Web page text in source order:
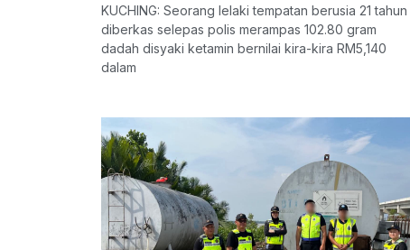
KUCHING: Seorang lelaki tempatan berusia 21 tahun
diberkas selepas polis merampas 102.80 gram
dadah disyaki ketamin bernilai kira-kira RM5,140
dalam